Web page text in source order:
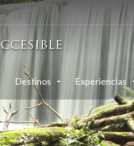
Destinos Experiencias